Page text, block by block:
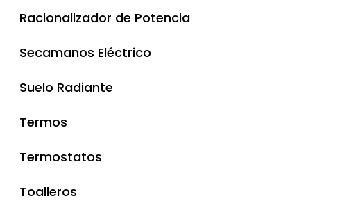
Racionalizador de Potencia
Secamanos Eléctrico
Suelo Radiante
Termos
Termostatos
Toalleros